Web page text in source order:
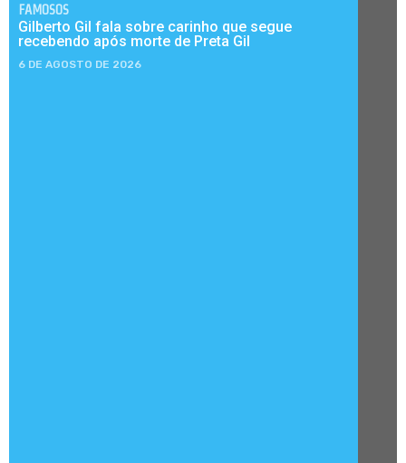
FAMOSOS
Gilberto Gil fala sobre carinho que segue
recebendo após morte de Preta Gil
6 DE AGOSTO DE 2026